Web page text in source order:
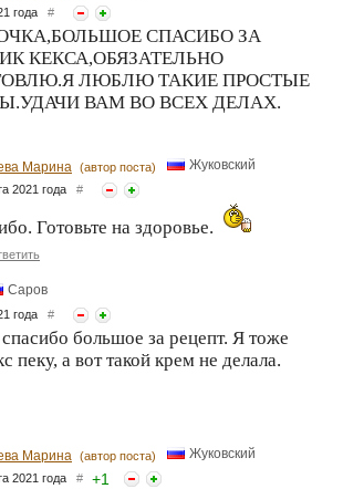
года #
СПАСИБО ЗА
КЕКСА,ОБЯЗАТЕЛЬНО
ЛЮБЛЮ ТАКИЕ ПРОСТЫЕ
ВАМ ВО ВСЕХ ДЕЛАХ.
Марина (автор поста) Жуковский
2021 года #
Готовьте на здоровье.
Саров
года #
большое за рецепт. Я тоже
пеку, а вот такой крем не делала.
Марина (автор поста) Жуковский
2021 года # +1